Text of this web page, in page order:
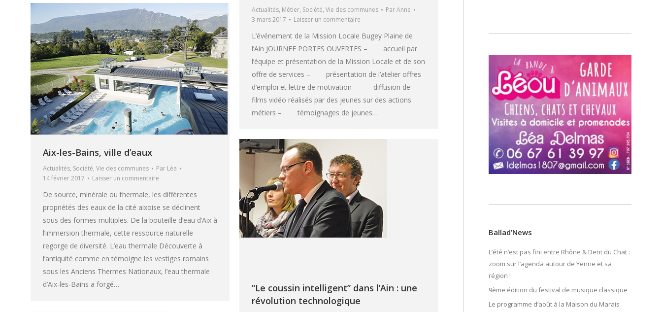
Actualités, Métier, Société, Vie des communes ParAnne
3 mars 2017
Laisser un commentaire
L’événement de la Mission Locale Bugey Plaine de
l’Ain JOURNEE PORTES OUVERTES – accueil par
l’équipe et présentation de la Mission Locale et de son
offre de services – présentation de l’atelier offres
d’emploi et lettre de motivation – diffusion de
films vidéo réalisés par des jeunes sur des actions
métiers – témoignages de jeunes…
Aix-les-Bains, ville d’eaux
Actualités, Société, Vie des communes Par Léa
14 février 2017
Laisser un commentaire
De source, minérale ou thermale, les différentes
propriétés des eaux de la cité aixoise se déclinent
sous des formes multiples. De la bouteille d’eau d’Aix à
l’immersion thermale, cette ressource naturelle
regorge de diversité. L’eau thermale Découverte à
l’antiquité comme en témoigne les vestiges romains
sous les Anciens Thermes Nationaux, l’eau thermale
d’Aix-les-Bains a forgé…
“Le coussin intelligent” dans l’Ain : une
révolution technologique
Ballad’News
L’été n’est pas fini entre Rhône & Dent du Chat :
zoom sur l’agenda autour de Yenne et sa
région !
9ème édition du festival de musique classique
Le programme d’août à la Maison du Marais